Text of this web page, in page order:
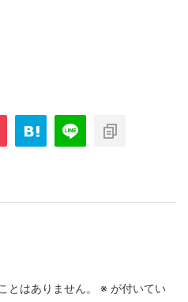
とはありません。 ※ が付いてい